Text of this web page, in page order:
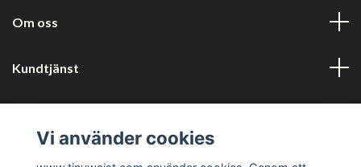
Om oss
Kundtjänst
Sociala medier
Vi använder cookies